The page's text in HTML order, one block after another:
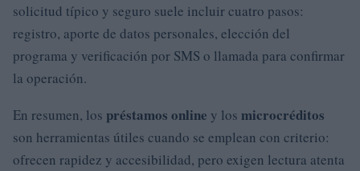
solicitud típico y seguro suele incluir cuatro pasos:
registro, aporte de datos personales, elección del
programa y verificación por SMS o llamada para confirmar
la operación.
En resumen, los préstamos online y los microcréditos
son herramientas útiles cuando se emplean con criterio:
ofrecen rapidez y accesibilidad, pero exigen lectura atenta